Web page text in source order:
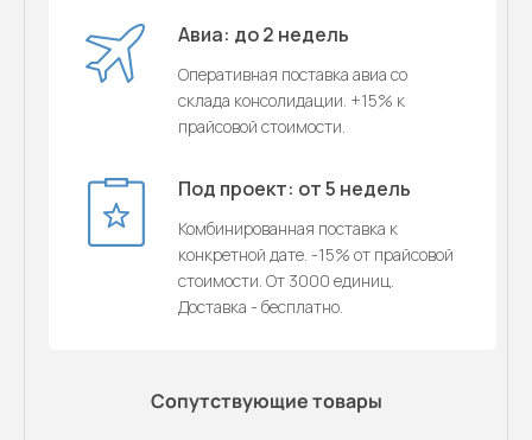
Авиа: до 2 недель
Оперативная поставка авиа со
склада консолидации. +15% к
прайсовой стоимости.
Под проект: от 5 недель
Комбинированная поставка к
конкретной дате. -15% от прайсовой
стоимости. От 3000 единиц.
Доставка - бесплатно.
Сопутствующие товары